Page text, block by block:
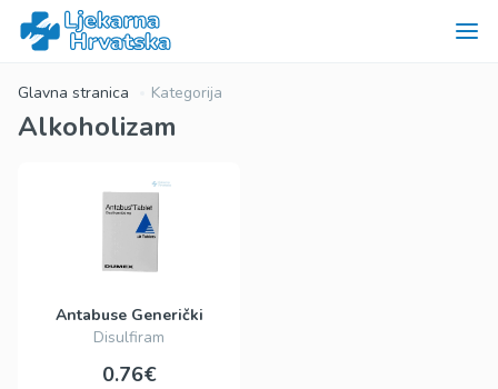
Glavna stranica Kategorija
Alkoholizam
Antabuse Generički
Disulfiram
0.76€